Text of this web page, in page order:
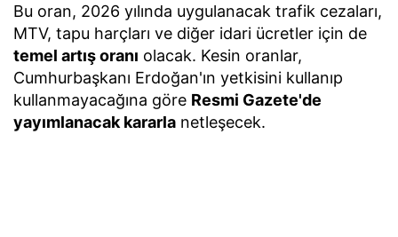
Bu oran, 2026 yılında uygulanacak trafik cezaları,
MTV, tapu harçları ve diğer idari ücretler için de
temel artış oranı olacak. Kesin oranlar,
Cumhurbaşkanı Erdoğan'ın yetkisini kullanıp
kullanmayacağına göre Resmi Gazete'de
yayımlanacak kararla netleşecek.